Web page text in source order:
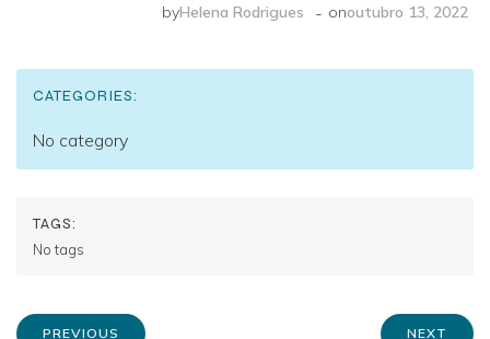
byHelena Rodrigues - onoutubro 13, 2022
CATEGORIES:
No category
TAGS:
No tags
PREVIOUS NEXT